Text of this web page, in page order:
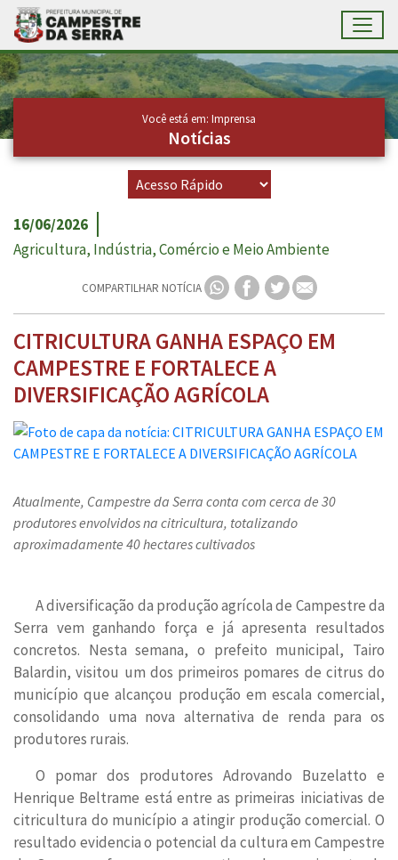
Ir para conteúdo principal
Conteúdo Principal
Você está em: Imprensa
Notícias
16/06/2026
Agricultura, Indústria, Comércio e Meio Ambiente
COMPARTILHAR NOTÍCIA
CITRICULTURA GANHA ESPAÇO EM
CAMPESTRE E FORTALECE A
DIVERSIFICAÇÃO AGRÍCOLA
Atualmente, Campestre da Serra conta com cerca de 30
produtores envolvidos na citricultura, totalizando
aproximadamente 40 hectares cultivados
A diversificação da produção agrícola de Campestre da
Serra vem ganhando força e já apresenta resultados
concretos. Nesta semana, o prefeito municipal, Tairo
Balardin, visitou um dos primeiros pomares de citrus do
município que alcançou produção em escala comercial,
consolidando uma nova alternativa de renda para os
produtores rurais.
O pomar dos produtores Adrovando Buzelatto e
Henrique Beltrame está entre as primeiras iniciativas de
citricultura do município a atingir produção comercial. O
resultado evidencia o potencial da cultura em Campestre